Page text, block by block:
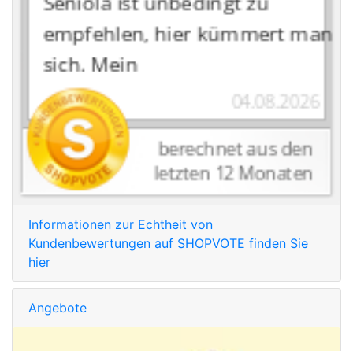
Informationen zur Echtheit von
Kundenbewertungen auf SHOPVOTE finden Sie
hier
Angebote